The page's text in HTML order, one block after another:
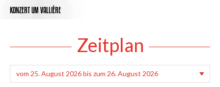
KONZERTUM VALLIÈRE
Zeitplan